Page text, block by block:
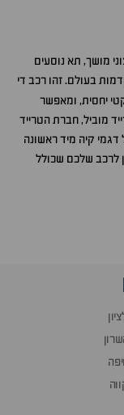
מושך, תא נוסעים
בעולם. זהו רכב די
יחסית, ומאפשר
מוביל, חברת הטרייד
דגמי קיה מיד ראשונה
לרכב שלכם שכולל